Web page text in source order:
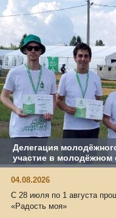
Делегация
участие в
04.08.2026
С 28 июля по 1 августа
«Радость моя»